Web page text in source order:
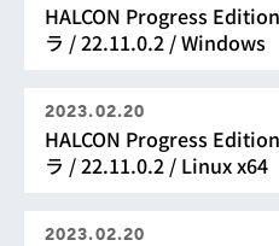
HALCON Progress
ラ / 22.11.0.2 / Windows
2023.02.20
HALCON Progress
ラ / 22.11.0.2 / Linux x64
2023.02.20